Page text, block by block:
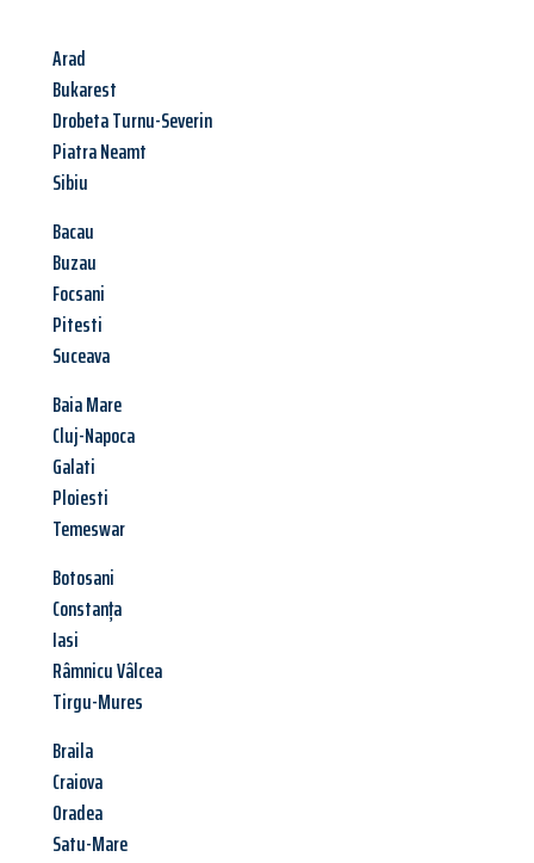
Arad
Bukarest
Drobeta Turnu-Severin
Piatra Neamt
Sibiu
Bacau
Buzau
Focsani
Pitesti
Suceava
Baia Mare
Cluj-Napoca
Galati
Ploiesti
Temeswar
Botosani
Constanța
Iasi
Râmnicu Vâlcea
Tirgu-Mures
Braila
Craiova
Oradea
Satu-Mare